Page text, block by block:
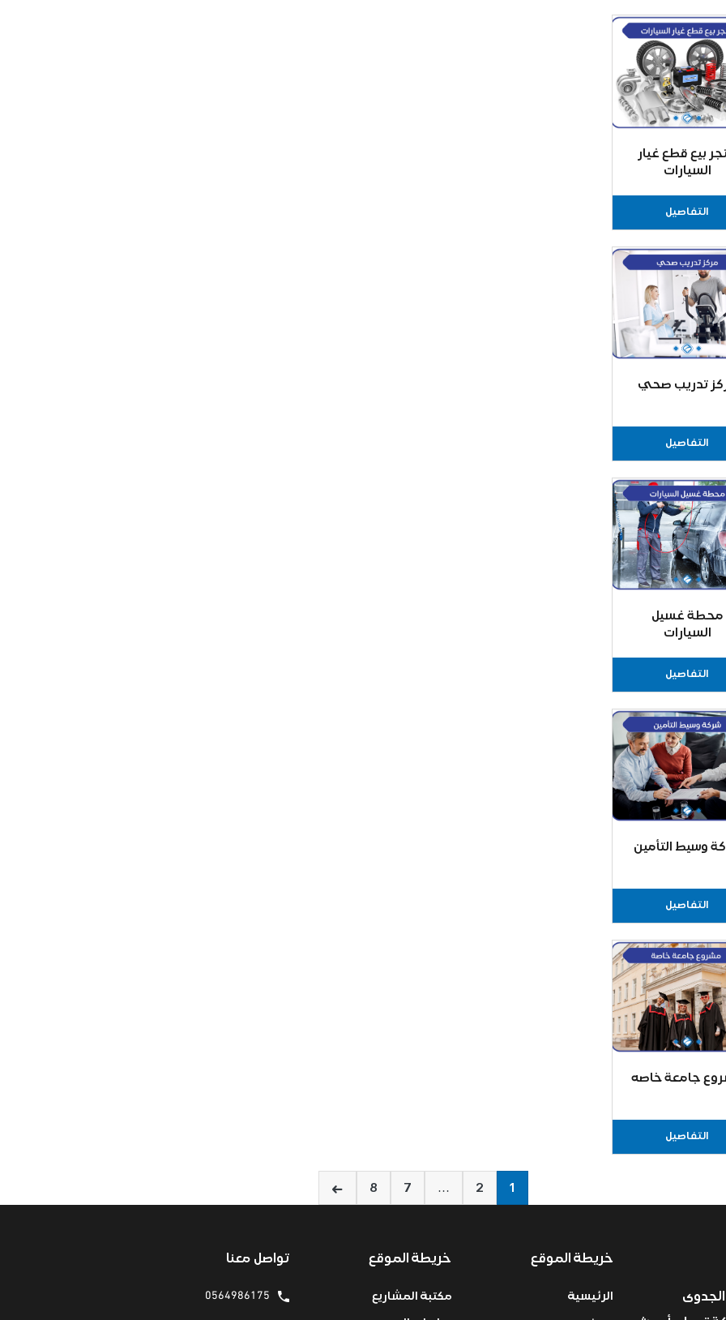
بيع قطع غيار
السيارات
التفاصيل
تدريب صحي
التفاصيل
محطة غسيل
السيارات
التفاصيل
وسيط التأمين
التفاصيل
جامعة خاصه
التفاصيل
1
2
…
7
8
خريطة الموقع
الرئيسية
خريطة الموقع
مكتبة المشاريع
تواصل معنا
0564986175